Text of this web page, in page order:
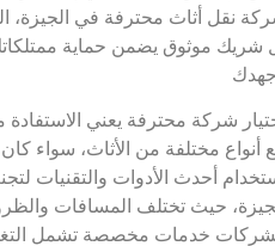
نقل أثاث محترفة في الجيزة،
شريك موثوق يضمن حماية
شركة محترفة يعني
أنواع مختلفة من الأثاث، سواء كان
أحدث الأدوات والتقنيات
حيث تختلف المسافات
خدمات مخصصة تشمل